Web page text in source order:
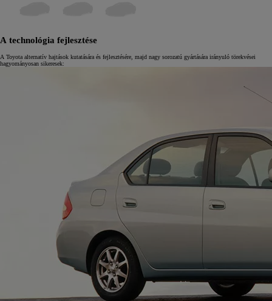
A technológia fejlesztése
A Toyota alternatív hajtások kutatására és fejlesztésére, majd nagy sorozatú gyártására irányuló törekvései
hagyományosan sikeresek: